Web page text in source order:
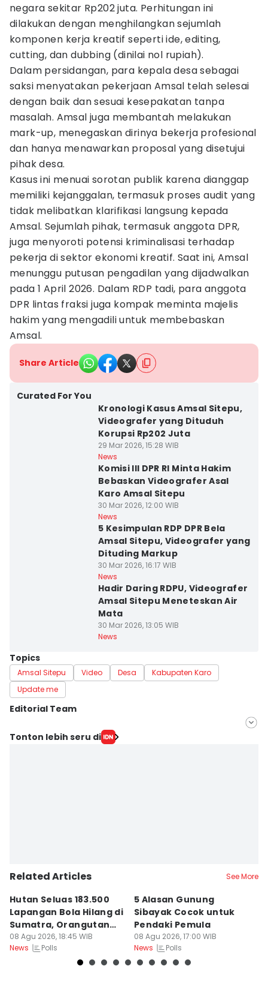
negara sekitar Rp202 juta. Perhitungan ini
dilakukan dengan menghilangkan sejumlah
komponen kerja kreatif seperti ide, editing,
cutting, dan dubbing (dinilai nol rupiah).
Dalam persidangan, para kepala desa sebagai
saksi menyatakan pekerjaan Amsal telah selesai
dengan baik dan sesuai kesepakatan tanpa
masalah. Amsal juga membantah melakukan
mark-up, menegaskan dirinya bekerja profesional
dan hanya menawarkan proposal yang disetujui
pihak desa.
Kasus ini menuai sorotan publik karena dianggap
memiliki kejanggalan, termasuk proses audit yang
tidak melibatkan klarifikasi langsung kepada
Amsal. Sejumlah pihak, termasuk anggota DPR,
juga menyoroti potensi kriminalisasi terhadap
pekerja di sektor ekonomi kreatif. Saat ini, Amsal
menunggu putusan pengadilan yang dijadwalkan
pada 1 April 2026. Dalam RDP tadi, para anggota
DPR lintas fraksi juga kompak meminta majelis
hakim yang mengadili untuk membebaskan
Amsal.
Share Article
Curated For You
Kronologi Kasus Amsal Sitepu,
Videografer yang Dituduh
Korupsi Rp202 Juta
29 Mar 2026, 15:28 WIB
News
Komisi III DPR RI Minta Hakim
Bebaskan Videografer Asal
Karo Amsal Sitepu
30 Mar 2026, 12:00 WIB
News
5 Kesimpulan RDP DPR Bela
Amsal Sitepu, Videografer yang
Dituding Markup
30 Mar 2026, 16:17 WIB
News
Hadir Daring RDPU, Videografer
Amsal Sitepu Meneteskan Air
Mata
30 Mar 2026, 13:05 WIB
News
Topics
Amsal Sitepu Video Desa
Kabupaten Karo
Update me
Editorial Team
Editor
Tonton lebih seru di
Related Articles See More
Hutan Seluas 183.500
Lapangan Bola Hilang di
Sumatra, Orangutan
Tertekan
08 Agu 2026, 18:45 WIB
News
Polls
5 Alasan Gunung
Sibayak Cocok untuk
Pendaki Pemula
08 Agu 2026, 17:00 WIB
News
Polls